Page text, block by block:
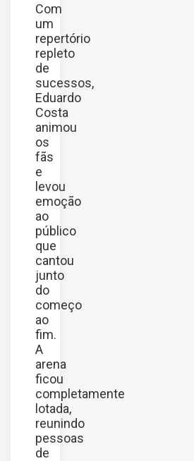
Com
um
repertório
repleto
de
sucessos,
Eduardo
Costa
animou
os
fãs
e
levou
emoção
ao
público
que
cantou
junto
do
começo
ao
fim.
A
arena
ficou
completamente
lotada,
reunindo
pessoas
de